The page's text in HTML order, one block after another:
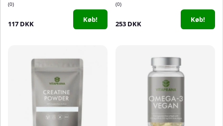
0
117 DKK Køb!
0
253 DKK Køb!